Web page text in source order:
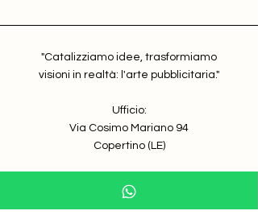
"Catalizziamo idee, trasformiamo
visioni in realtà: l'arte pubblicitaria."
Ufficio:
Via Cosimo Mariano 94
Copertino (LE)
E-mail: